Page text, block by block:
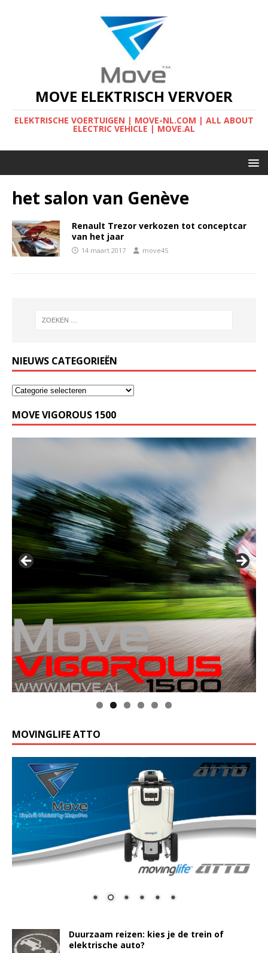
MOVE ELEKTRISCH VERVOER
ELEKTRISCHE VOERTUIGEN | MOVE-NL.COM | ALL ABOUT
ELECTRIC VEHICLE | MOVE.AL
het salon van Genève
Renault Trezor verkozen tot conceptcar
van het jaar
14 maart 2017 move45
NIEUWS CATEGORIEËN
MOVE VIGOROUS 1500
MOVINGLIFE ATTO
Duurzaam reizen: kies je de trein of
elektrische auto?